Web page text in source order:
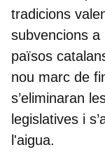
tradicions
subvencions
països
nou marc de
s’eliminaran
legislatives i
l'aigua.